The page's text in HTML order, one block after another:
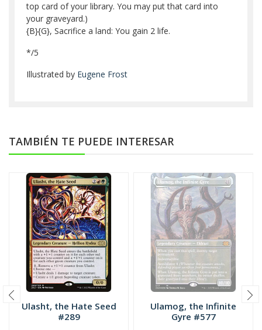
top card of your library. You may put that card into
your graveyard.)
{B}{G}, Sacrifice a land: You gain 2 life.
*/5
Illustrated by Eugene Frost
TAMBIÉN TE PUEDE INTERESAR
Ulasht, the Hate Seed
#289
Ulamog, the Infinite
Gyre #577